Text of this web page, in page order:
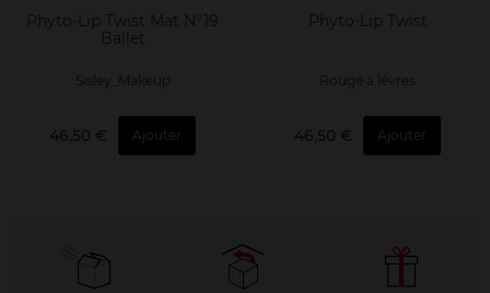
Phyto-Lip Twist Mat N°19
Ballet
Sisley_Makeup
46,50 € Ajouter
Phyto-Lip Twist
Rouge à lévres
46,50 € Ajouter